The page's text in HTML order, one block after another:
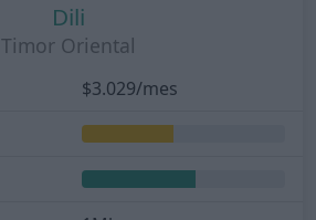
Dili
Timor Oriental
$3.029/mes